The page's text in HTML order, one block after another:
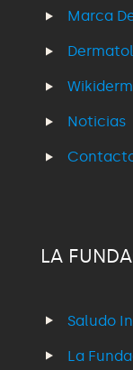
Marca
Noticias
LA
Saludo
La